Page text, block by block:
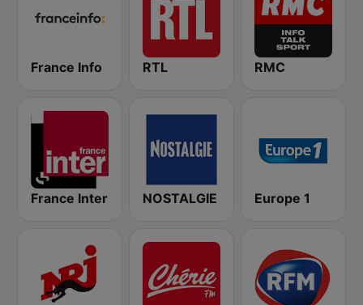
France Info RTL RMC
France Inter NOSTALGIE Europe 1